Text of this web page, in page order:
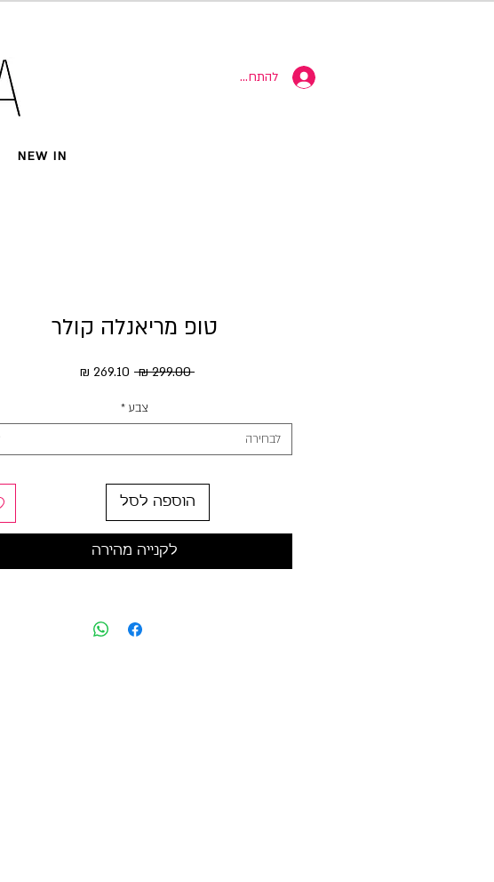
להתחברות
NEW IN
טופ מריאנלה קולר
‏299.00 ‏₪ מחיר רגיל
צבע *
לבחירה
הוספה לסל
לקנייה מהירה